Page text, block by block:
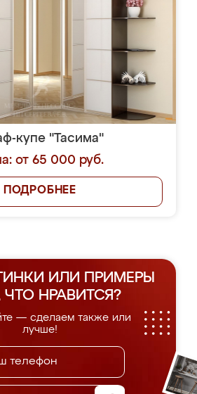
купе "Тасима"
от 65 000 руб.
ПОДРОБНЕЕ
ИЛИ ПРИМЕРЫ
ЧТО НРАВИТСЯ?
— сделаем также или
лучше!